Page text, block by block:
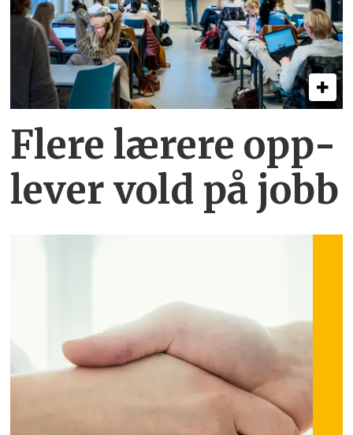
Flere lærere opp­
lever vold på jobb